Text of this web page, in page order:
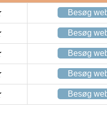
Besøg
Besøg
Besøg
Besøg
Besøg